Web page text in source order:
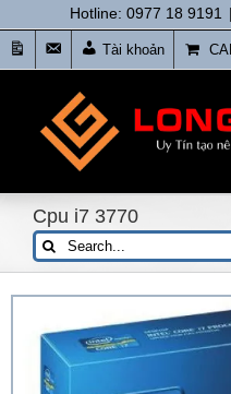
to
content
Hotline: 0977 18 9191 |
tức
Liên
Hệ
Tài khoản
Cpu i7 3770
Search
for: